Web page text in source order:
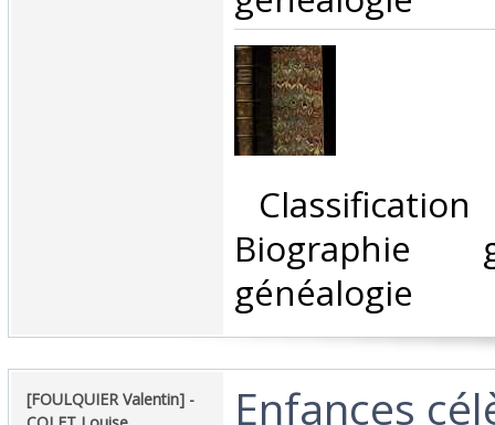
Biographie
généalogie‎
‎[FOULQUIER Valentin] - ‎
‎Enfances